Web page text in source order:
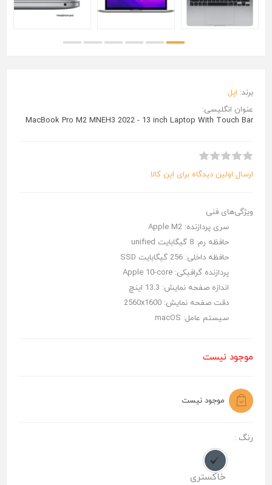
برند: اپل
عنوان انگلیسی:
MacBook Pro M2 MNEH3 2022 - 13 inch Laptop With Touch Bar
ارسال اولین دیدگاه برای این کالا
ویژگی‌های فنی
سری پردازنده: Apple M2
حافظه رم: 8 گیگابایت unified
حافظه داخلی: 256 گیگابایت SSD
پردازنده گرافیکی: Apple 10-core
اندازه صفحه نمایش: 13.3 اینچ
دقت صفحه نمایش: 2560x1600
سیستم عامل: macOS
موجود نیست
موجود نیست
رنگ :
خاکستری